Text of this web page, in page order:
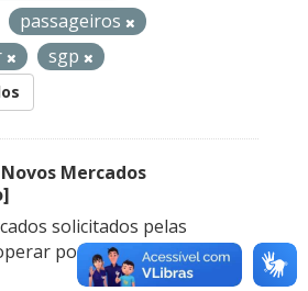
passageiros
sgp
Mercados
solicitados pelas
por meio de